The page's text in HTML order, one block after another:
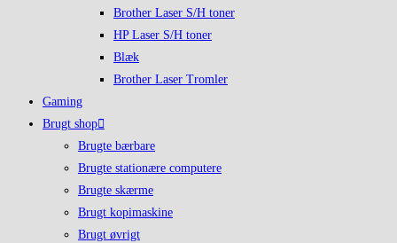
Brother Laser S/H toner
HP Laser S/H toner
Blæk
Brother Laser Tromler
Gaming
Brugt shop
Brugte bærbare
Brugte stationære computere
Brugte skærme
Brugt kopimaskine
Brugt øvrigt